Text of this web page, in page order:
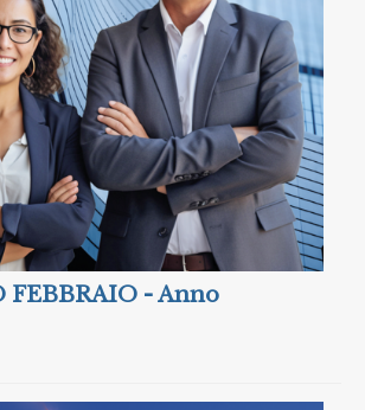
FEBBRAIO - Anno